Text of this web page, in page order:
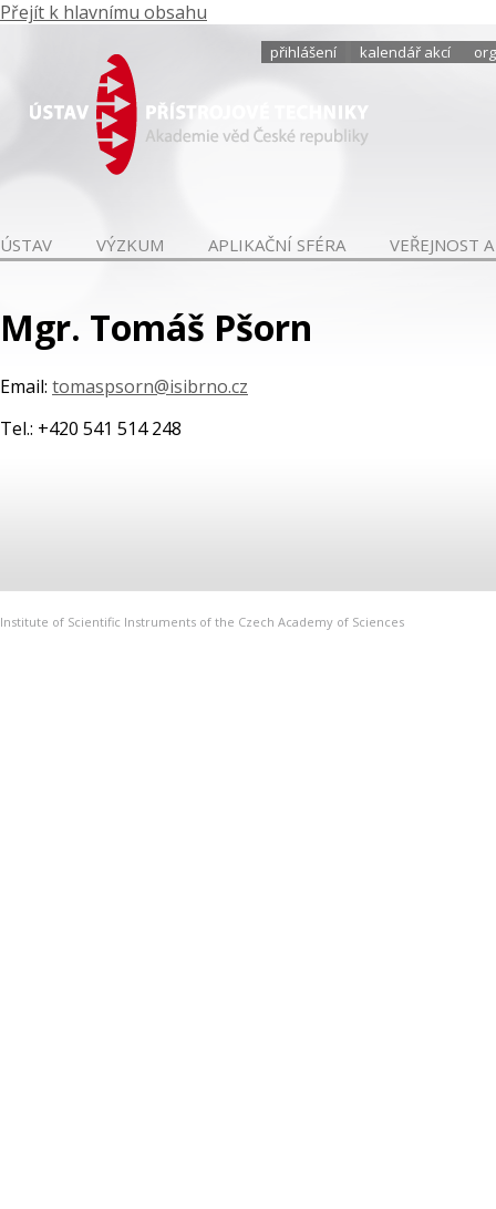
Přejít k hlavnímu obsahu
přihlášení kalendář akcí
ÚSTAV VÝZKUM APLIKAČNÍ SFÉRA VEŘEJNOST
Mgr. Tomáš Pšorn
Email: tomaspsorn@isibrno.cz
Tel.: +420 541 514 248
Institute of Scientific Instruments of the Czech Academy of Sciences